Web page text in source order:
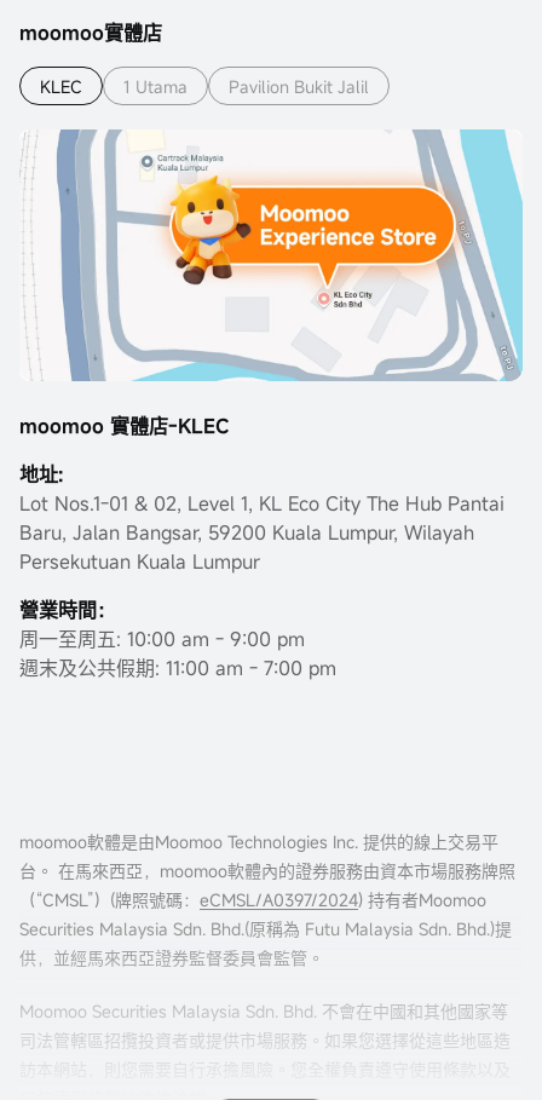
moomoo實體店
KLEC 1 Utama Pavilion Bukit Jalil
moomoo 實體店-KLEC
地址:
Lot Nos.1-01 & 02, Level 1, KL Eco City The Hub Pantai
Baru, Jalan Bangsar, 59200 Kuala Lumpur, Wilayah
Persekutuan Kuala Lumpur
營業時間：
周一至周五: 10:00 am - 9:00 pm
週末及公共假期: 11:00 am - 7:00 pm
moomoo軟體是由Moomoo Technologies Inc. 提供的線上交易平
台。 在馬來西亞，moomoo軟體內的證券服務由資本市場服務牌照
（“CMSL”）(牌照號碼： eCMSL/A0397/2024) 持有者Moomoo
Securities Malaysia Sdn. Bhd.(原稱為 Futu Malaysia Sdn. Bhd.)提
供，並經馬來西亞證券監督委員會監管。
Moomoo Securities Malaysia Sdn. Bhd. 不會在中國和其他國家等
司法管轄區招攬投資者或提供市場服務。如果您選擇從這些地區造